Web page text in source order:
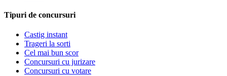
Tipuri de concursuri
Castig instant
Trageri la sorti
Cel mai bun scor
Concursuri cu jurizare
Concursuri cu votare